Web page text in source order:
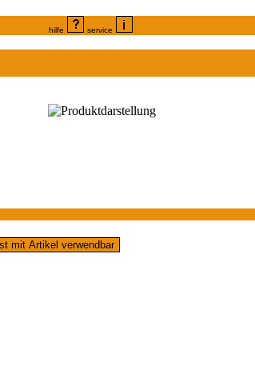
hilfe service